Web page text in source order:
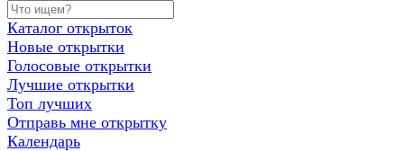
Каталог открыток
Новые открытки
Голосовые открытки
Лучшие открытки
Топ лучших
Отправь мне открытку
Календарь